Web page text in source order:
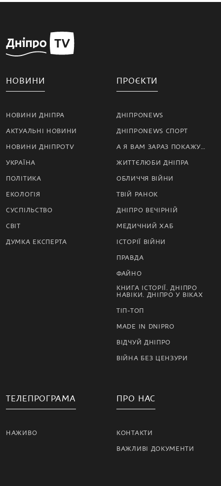
НОВИНИ
НОВИНИ ДНІПРА
АКТУАЛЬНІ НОВИНИ
НОВИНИ ДНІПРОTV
УКРАЇНА
ПОЛІТИКА
ЕКОЛОГІЯ
СУСПІЛЬСТВО
СВІТ
ДУМКА ЕКСПЕРТА
ПРОЄКТИ
ДНІПРОNEWS
ДНІПРОNEWS СПОРТ
А Я ВАМ ЗАРАЗ ПОКАЖУ…
ЖИТТЄЛЮБИ ДНІПРА
ОБЛИЧЧЯ ВІЙНИ
ТВІЙ РАНОК
ДНІПРО ВЕЧІРНІЙ
МЕДИЧНИЙ ХАБ
ІСТОРІЇ ВІЙНИ
ПРАВДА
ФАЙНО
КНИГА ІСТОРІЇ. ДНІПРО
НАВІКИ. ДНІПРО У ВІКАХ
ТІП-ТОП
MADE IN DNIPRO
ВІДЧУЙ ДНІПРО
ВІЙНА БЕЗ ЦЕНЗУРИ
ТЕЛЕПРОГРАМА
НАЖИВО
ПРО НАС
КОНТАКТИ
ВАЖЛИВІ ДОКУМЕНТИ